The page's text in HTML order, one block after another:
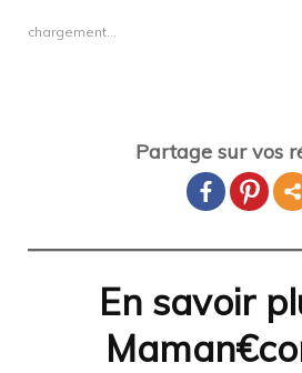
chargement…
Partage sur vos
En savoir